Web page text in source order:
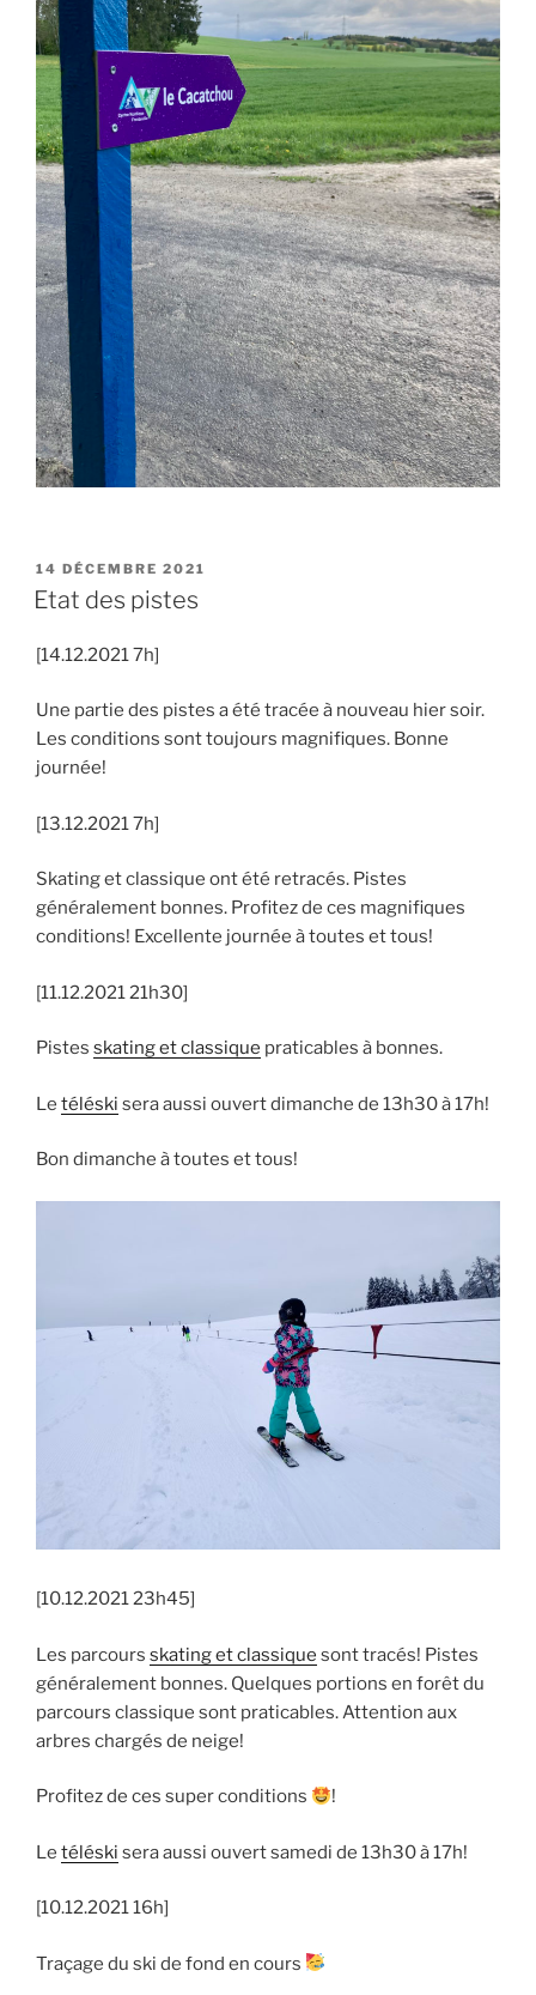
PUBLIÉ
LE
14 DÉCEMBRE 2021
Etat des pistes
[14.12.2021 7h]
Une partie des pistes a été tracée à nouveau hier soir.
Les conditions sont toujours magnifiques. Bonne
journée!
[13.12.2021 7h]
Skating et classique ont été retracés. Pistes
généralement bonnes. Profitez de ces magnifiques
conditions! Excellente journée à toutes et tous!
[11.12.2021 21h30]
Pistes skating et classique praticables à bonnes.
Le téléski sera aussi ouvert dimanche de 13h30 à 17h!
Bon dimanche à toutes et tous!
[10.12.2021 23h45]
Les parcours skating et classique sont tracés! Pistes
généralement bonnes. Quelques portions en forêt du
parcours classique sont praticables. Attention aux
arbres chargés de neige!
Profitez de ces super conditions !
Le téléski sera aussi ouvert samedi de 13h30 à 17h!
[10.12.2021 16h]
Traçage du ski de fond en cours